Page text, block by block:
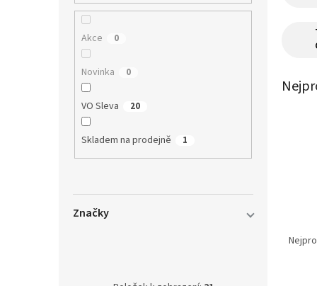
Akce 0
Novinka 0
VO Sleva 20
Skladem na prodejně 1
Značky